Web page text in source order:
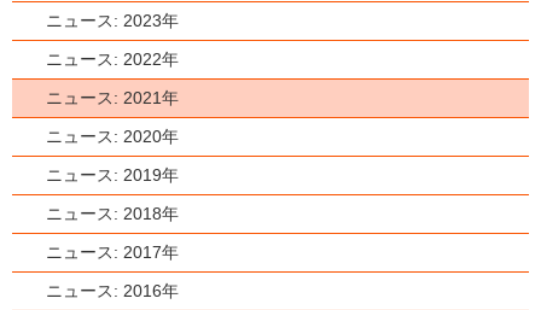
ニュース: 2023年
ニュース: 2022年
ニュース: 2021年
ニュース: 2020年
ニュース: 2019年
ニュース: 2018年
ニュース: 2017年
ニュース: 2016年